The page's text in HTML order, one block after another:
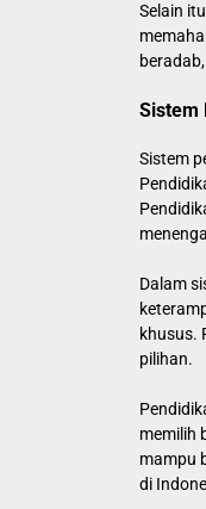
Selain
Sistem
Sistem
Dalam
khusus.
pilihan.
memilih
mampu
di